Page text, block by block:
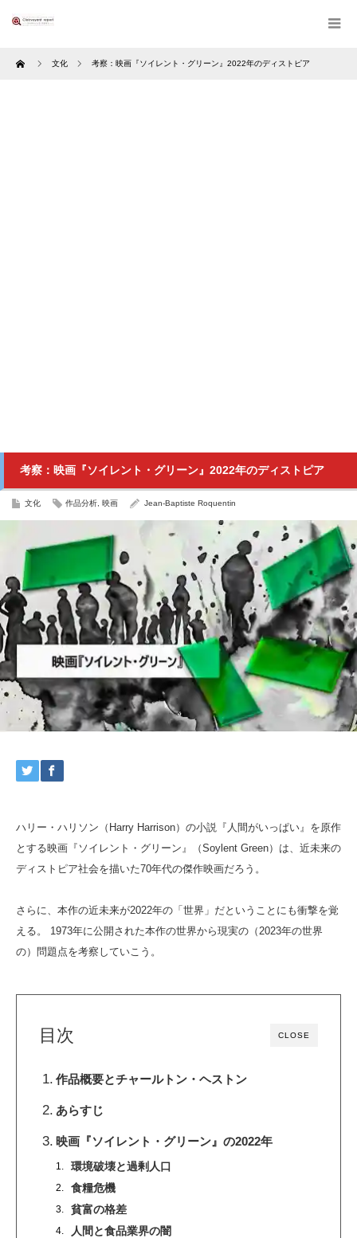
Home 文化 考察：映画『ソイレント・グリーン』2022年のディストピア
考察：映画『ソイレント・グリーン』2022年のディストピア
文化 作品分析 映画 Jean-Baptiste Roquentin
ハリー・ハリソン（Harry Harrison）の小説『人間がいっぱい』を原作
とする映画『ソイレント・グリーン』（Soylent Green）は、近未来の
ディストピア社会を描いた70年代の傑作映画だろう。
さらに、本作の近未来が2022年の「世界」だということにも衝撃を覚
える。 1973年に公開された本作の世界から現実の（2023年の世界
の）問題点を考察していこう。
CLOSE
目次
作品概要とチャールトン・ヘストン
あらすじ
映画『ソイレント・グリーン』の2022年
環境破壊と過剰人口
食糧危機
貧富の格差
人間と食品業界の闇